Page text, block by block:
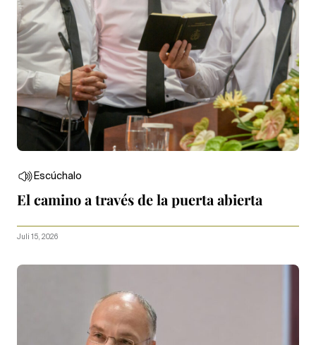
Escúchalo
El camino a través de la puerta abierta
Juli 15, 2026